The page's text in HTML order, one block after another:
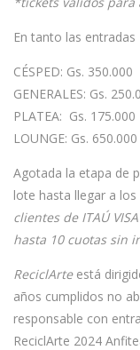
En tanto las entradas
CÉSPED: Gs. 350.000
GENERALES: Gs.
PLATEA: Gs. 175.000
LOUNGE: Gs. 650.000
Agotada la etapa de
lote hasta llegar a los
clientes de ITAÚ
hasta 10 cuotas sin
ReciclArte está
años cumplidos no
responsable con
ReciclArte 2024